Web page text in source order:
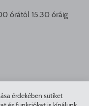
órától 15.30 óráig
érdekében sütiket